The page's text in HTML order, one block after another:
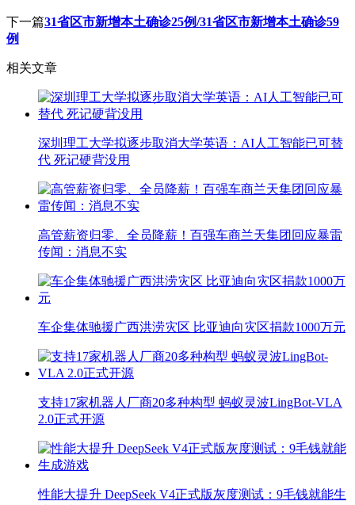
下一篇31省区市新增本土确诊25例/31省区市新增本土确诊59
例
相关文章
深圳理工大学拟逐步取消大学英语：AI人工智能已可替
代 死记硬背没用
高管薪资归零、全员降薪！百强车商兰天集团回应暴雷
传闻：消息不实
车企集体驰援广西洪涝灾区 比亚迪向灾区捐款1000万元
支持17家机器人厂商20多种构型 蚂蚁灵波LingBot-VLA
2.0正式开源
性能大提升 DeepSeek V4正式版灰度测试：9毛钱就能生